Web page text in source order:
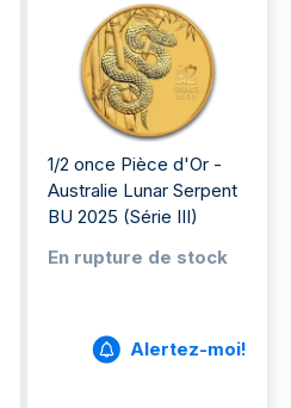
1/2 once Pièce d'Or -
Australie Lunar Serpent
BU 2025 (Série III)
En rupture de stock
Alertez-moi!